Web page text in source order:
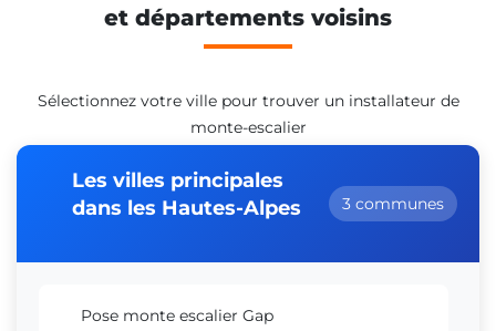
et départements voisins
Sélectionnez votre ville pour trouver un installateur de
monte-escalier
Les villes principales
dans les Hautes-Alpes
3 communes
Pose monte escalier Gap